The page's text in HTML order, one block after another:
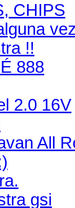
CHIPS
!!
888
2.0 16V
All
gsi